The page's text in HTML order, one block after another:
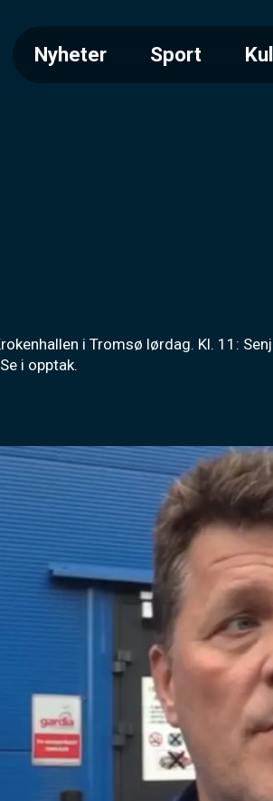
Nyheter Sport
i Tromsø lørdag. Kl. 11:
i opptak.